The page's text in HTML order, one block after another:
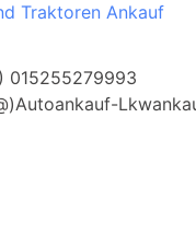
Traktoren Ankauf
015255279993